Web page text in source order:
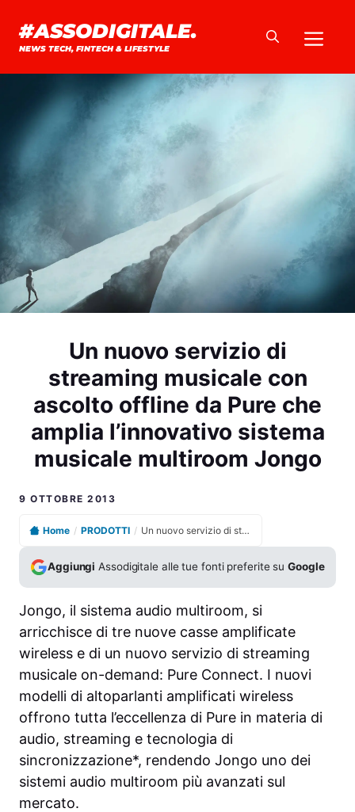
contenuto
#ASSODIGITALE.
NEWS TECH, FINTECH & LIFESTYLE
Un nuovo servizio di
streaming musicale con
ascolto offline da Pure che
amplia l’innovativo sistema
musicale multiroom Jongo
9 OTTOBRE 2013
Home / PRODOTTI / Un nuovo servizio di streaming musicale con ascolto offline da Pure che amplia l’innovativo sistema musicale multiroom Jongo
Aggiungi Assodigitale alle tue fonti preferite suGoogle
Jongo, il sistema audio multiroom, si
arricchisce di tre nuove casse amplificate
wireless e di un nuovo servizio di streaming
musicale on-demand: Pure Connect. I nuovi
modelli di altoparlanti amplificati wireless
offrono tutta l’eccellenza di Pure in materia di
audio, streaming e tecnologia di
sincronizzazione*, rendendo Jongo uno dei
sistemi audio multiroom più avanzati sul
mercato.